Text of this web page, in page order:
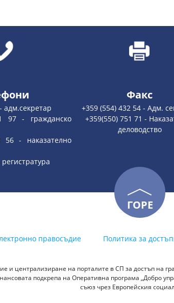
адм.секретар
- гражданско
- наказателно
Факс
+359 (554) 432 54 - Адм.
+359(550) 751 71 -
деловодство
ГОРЕ
правосъдие Политика за
и централизиране на порталите в СП за достъп на
подкрепа на Оперативна програма „Добро
съюз чрез Европейския